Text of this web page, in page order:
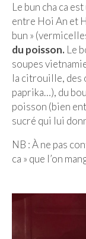
Le bun cha ca
entre Hoi An et
bun »
du poisson. Le
soupes
la citrouille, des
paprika…), du
poisson (bien
sucré qui lui
NB : À ne pas
ca » que l’on